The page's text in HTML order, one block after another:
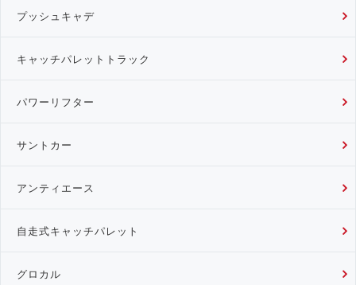
プッシュキャデ
キャッチパレットトラック
パワーリフター
サントカー
アンティエース
自走式キャッチパレット
グロカル